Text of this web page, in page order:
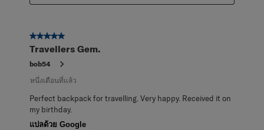
5 จาก 5 ดาว
Travellers Gem.
bob54
หนึ่งเดือนที่แล้ว
Perfect backpack for travelling. Very happy. Received it on
my birthday.
แปลด้วย Google